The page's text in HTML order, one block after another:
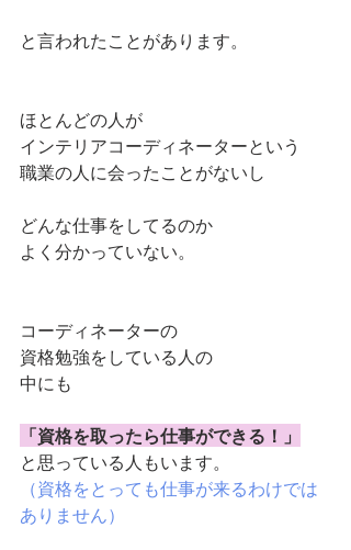
と言われたことがあります。
ほとんどの人が
インテリアコーディネーターという
職業の人に会ったことがないし
どんな仕事をしてるのか
よく分かっていない。
コーディネーターの
資格勉強をしている人の
中にも
「資格を取ったら仕事ができる！」
と思っている人もいます。
（資格をとっても仕事が来るわけでは
ありません）